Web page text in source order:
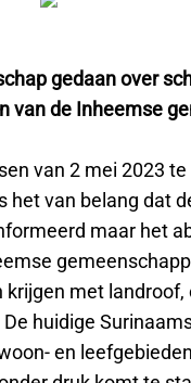
gedaan over
van de Inheemse
van 2 mei 2023 te
het van belang dat
maar het
met landroof,
huidige
en